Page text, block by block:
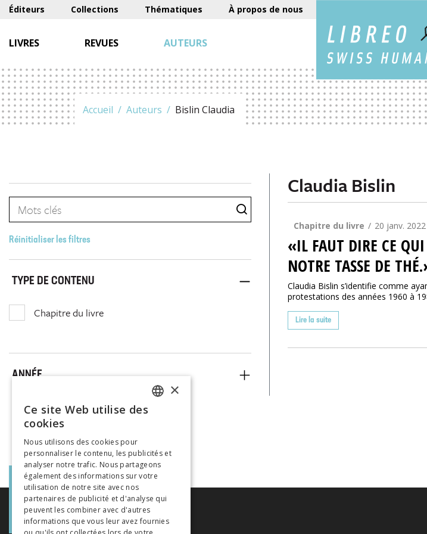
Éditeurs Collections Thématiques À propos de nous
LIVRES REVUES AUTEURS
Accueil Auteurs Bislin Claudia
Réinitialiser les filtres
TYPE DE CONTENU
Chapitre du livre
ANNÉE
Claudia Bislin
Chapitre du livre 20 janv. 2022
«IL FAUT DIRE CE
NOTRE TASSE DE
Claudia Bislin s’identifie comme
protestations des années 1960 à
Lire la suite
ITALIAN
×
Ce site Web utilise des
cookies
Nous utilisons des cookies pour
personnaliser le contenu, les publicités et
analyser notre trafic. Nous partageons
également des informations sur votre
utilisation de notre site avec nos
partenaires de publicité et d'analyse qui
peuvent les combiner avec d'autres
informations que vous leur avez fournies